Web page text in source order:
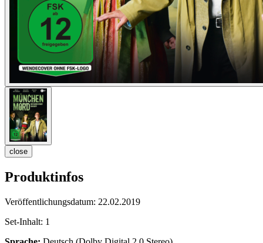
close
Produktinfos
Veröffentlichungsdatum: 22.02.2019
Set-Inhalt: 1